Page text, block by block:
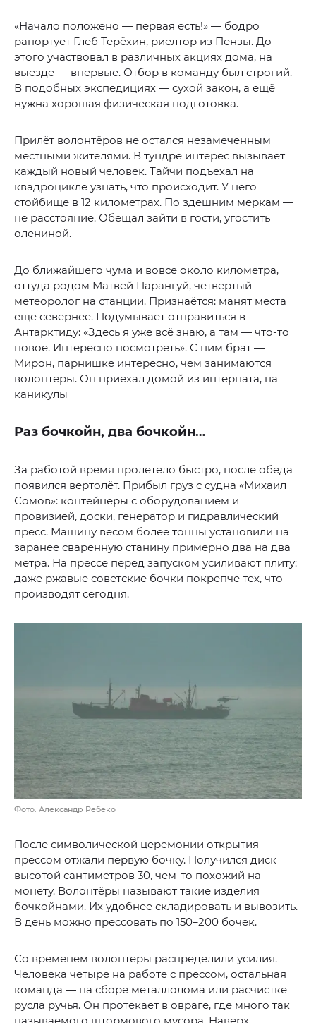
«Начало положено — первая есть!» — бодро
рапортует Глеб Терёхин, риелтор из Пензы. До
этого участвовал в различных акциях дома, на
выезде — впервые. Отбор в команду был строгий.
В подобных экспедициях — сухой закон, а ещё
нужна хорошая физическая подготовка.
Прилёт волонтёров не остался незамеченным
местными жителями. В тундре интерес вызывает
каждый новый человек. Тайчи подъехал на
квадроцикле узнать, что происходит. У него
стойбище в 12 километрах. По здешним меркам —
не расстояние. Обещал зайти в гости, угостить
олениной.
До ближайшего чума и вовсе около километра,
оттуда родом Матвей Парангуй, четвёртый
метеоролог на станции. Признаётся: манят места
ещё севернее. Подумывает отправиться в
Антарктиду: «Здесь я уже всё знаю, а там — что-то
новое. Интересно посмотреть». С ним брат —
Мирон, парнишке интересно, чем занимаются
волонтёры. Он приехал домой из интерната, на
каникулы
Раз бочкойн, два бочкойн…
За работой время пролетело быстро, после обеда
появился вертолёт. Прибыл груз с судна «Михаил
Сомов»: контейнеры с оборудованием и
провизией, доски, генератор и гидравлический
пресс. Машину весом более тонны установили на
заранее сваренную станину примерно два на два
метра. На прессе перед запуском усиливают плиту:
даже ржавые советские бочки покрепче тех, что
производят сегодня.
Фото: Александр Ребеко
После символической церемонии открытия
прессом отжали первую бочку. Получился диск
высотой сантиметров 30, чем-то похожий на
монету. Волонтёры называют такие изделия
бочкойнами. Их удобнее складировать и вывозить.
В день можно прессовать по 150–200 бочек.
Со временем волонтёры распределили усилия.
Человека четыре на работе с прессом, остальная
команда — на сборе металлолома или расчистке
русла ручья. Он протекает в овраге, где много так